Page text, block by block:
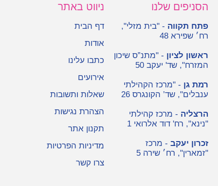
הסניפים שלנו
פתח תקווה - "בית מזלי",
רח׳ שפירא 48
ראשון לציון - "מתנ”ס שיכון
המזרח", שד' יעקב 50
רמת גן - "מרכז הקהילתי
ענבלים", שד’ הקונגרס 26
הרצליה - מרכז קהילתי
"נינא", רח' דוד אלרואי 1
זכרון יעקב - מרכז
"זמארין", רח׳ שירה 5
ניווט באתר
דף הבית
אודות
כתבו עלינו
אירועים
שאלות ותשובות
הצהרת נגישות
תקנון אתר
מדיניות הפרטיות
צרו קשר